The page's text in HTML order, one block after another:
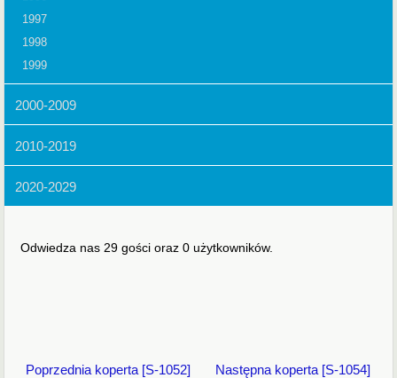
1997
1998
1999
2000-2009
2010-2019
2020-2029
Odwiedza nas 29 gości oraz 0 użytkowników.
Poprzednia koperta [S-1052] Następna koperta [S-1054]